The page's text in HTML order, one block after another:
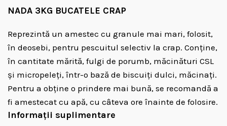
NADA 3KG BUCATELE CRAP
Reprezintă un amestec cu granule mai mari, folosit,
în deosebi, pentru pescuitul selectiv la crap. Conține,
în cantitate mărită, fulgi de porumb, măcinături CSL
și micropeleţi, într-o bază de biscuiți dulci, măcinaţi.
Pentru a obține o prindere mai bună, se recomandă a
fi amestecat cu apă, cu câteva ore înainte de folosire.
Informații suplimentare